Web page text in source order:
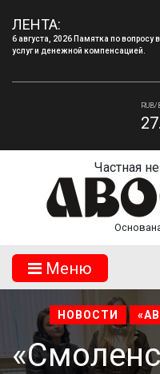
ЛЕНТА:
4 августа, 2026 «Мы встретимся
6 августа, 2026 Памятка по
услуг и денежной компенсацией.
Частная
Mеню
НОВОСТИ